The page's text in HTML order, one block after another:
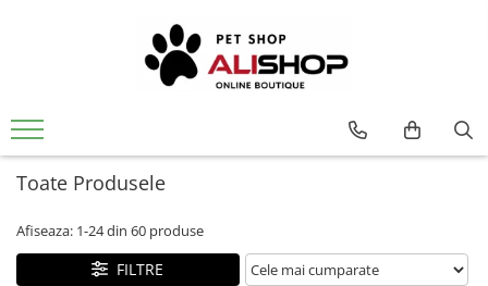
Toate Produsele
Afiseaza: 1-24din 60 produse
FILTRE